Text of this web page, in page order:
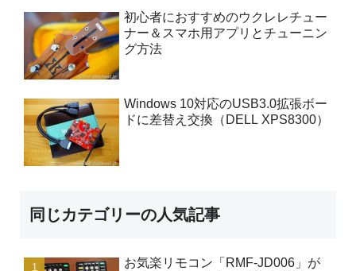
初心者におすすめのウクレレチュー
ナー＆スマホ用アプリとチューニン
グ方法
Windows 10対応のUSB3.0拡張ボー
ドに差替え交換（DELL XPS8300）
同じカテゴリーの人気記事
お気楽リモコン「RMF-JD006」が